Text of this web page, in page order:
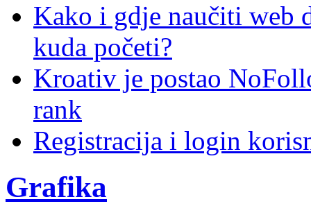
Kako i gdje naučiti web
kuda početi?
Kroativ je postao
rank
Registracija i login
Grafika